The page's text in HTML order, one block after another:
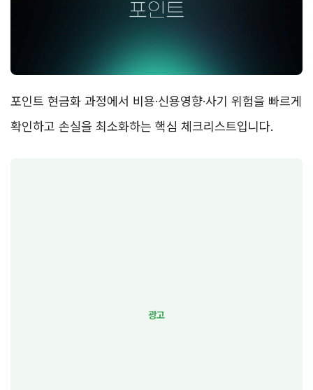
포인트 현금화 과정에서 비용·신용영향·사기 위험을 빠르게
확인하고 손실을 최소화하는 핵심 체크리스트입니다.